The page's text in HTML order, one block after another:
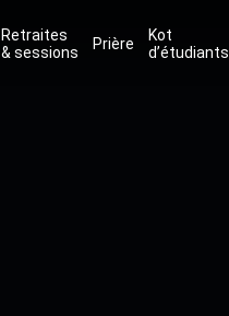
Retraites
& sessions
Prière
Kot
d’étudiants